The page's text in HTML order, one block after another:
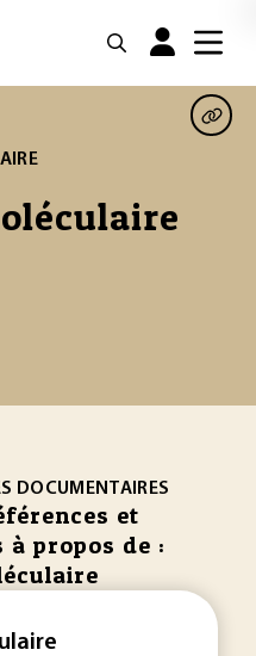
DOCUMENTAIRES
et
propos de :